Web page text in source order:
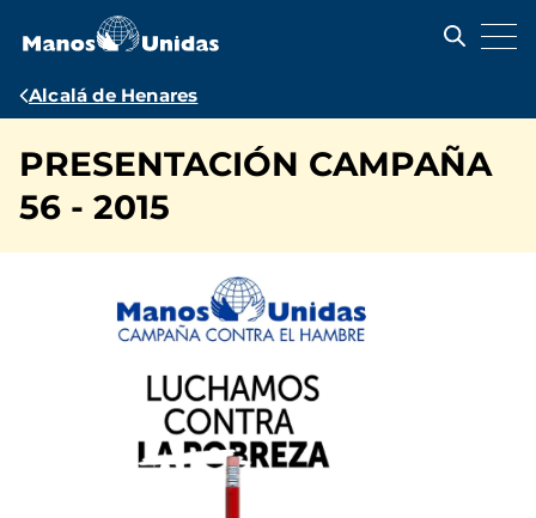
contenido
Ruta
navegación
Alcalá de Henares
PRESENTACIÓN CAMPAÑA
56 - 2015